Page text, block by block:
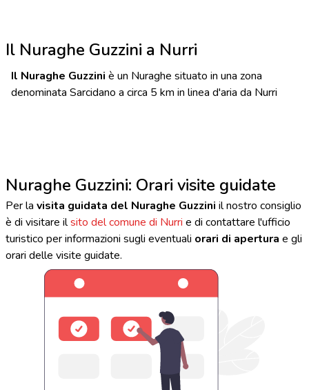
Il Nuraghe Guzzini a Nurri
Il Nuraghe Guzzini è un Nuraghe situato in una zona
denominata Sarcidano a circa 5 km in linea d'aria da Nurri
Nuraghe Guzzini: Orari visite guidate
Per la visita guidata del Nuraghe Guzzini il nostro consiglio
è di visitare ilsito del comune di Nurri e di contattare l'ufficio
turistico per informazioni sugli eventuali orari di apertura e gli
orari delle visite guidate.